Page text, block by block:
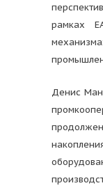
рамках
Денис